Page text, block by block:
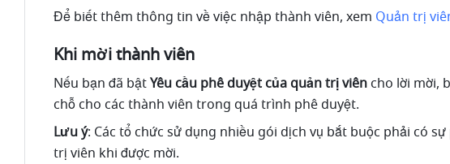
Để biết thêm thông tin về việc nhập thành viên, xem Quản trị
Khi mời thành viên
Nếu bạn đã bật Yêu cầu phê duyệt của quản trị viên cho lời mời,
chỗ cho các thành viên trong quá trình phê duyệt.
Lưu ý: Các tổ chức sử dụng nhiều gói dịch vụ bắt buộc phải có
trị viên khi được mời.